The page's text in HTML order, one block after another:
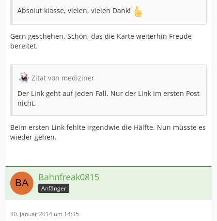
Absolut klasse, vielen, vielen Dank!
Gern geschehen. Schön, das die Karte weiterhin Freude
bereitet.
Zitat von mediziner
Der Link geht auf jeden Fall. Nur der Link im ersten Post
nicht.
Beim ersten Link fehlte irgendwie die Hälfte. Nun müsste es
wieder gehen.
Bahnfreak0815
Anfänger
30. Januar 2014 um 14:35